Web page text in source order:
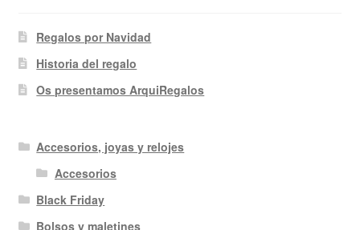
Regalos por Navidad
Historia del regalo
Os presentamos ArquiRegalos
Accesorios, joyas y relojes
Accesorios
Black Friday
Bolsos y maletines